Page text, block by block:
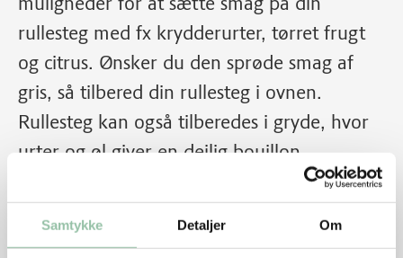
Samtykke Detaljer Om
rullesteg med fx krydderurter, tørret frugt
og citrus. Ønsker du den sprøde smag af
gris, så tilbered din rullesteg i ovnen.
Rullesteg kan også tilberedes i gryde, hvor
urter og øl giver en dejlig bouillon.